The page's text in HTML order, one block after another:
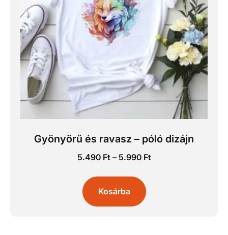
Gyönyörű és ravasz – póló dizájn
5.490 Ft – 5.990 Ft
Kosárba